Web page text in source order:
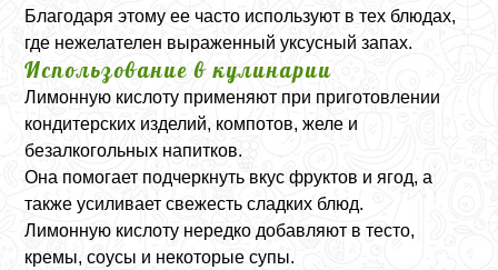
Благодаря этому ее часто используют в тех блюдах,
где нежелателен выраженный уксусный запах.
Использование в кулинарии
Лимонную кислоту применяют при приготовлении
кондитерских изделий, компотов, желе и
безалкогольных напитков.
Она помогает подчеркнуть вкус фруктов и ягод, а
также усиливает свежесть сладких блюд.
Лимонную кислоту нередко добавляют в тесто,
кремы, соусы и некоторые супы.